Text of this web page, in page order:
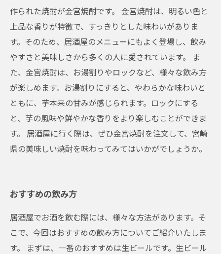
作られた焼酎が金宮焼酎です。 金宮焼酎は、明るい色と
上品な香りが特徴で、すっきりとした味わいがありま
す。そのため、居酒屋のメニューにもよく登場し、飲み
やすさと美味しさから多くの人に愛されています。 ま
た、金宮焼酎は、お湯割りやロックなど、様々な飲み方
が楽しめます。お湯割りにすると、やわらかな味わいと
ともに、芋本来の甘みが感じられます。ロックにする
と、芋の風味や鮮やかな香りをより楽しむことができま
す。 居酒屋に行く際は、ぜひ金宮焼酎を注文して、宮崎
県の美味しい焼酎を味わってみてはいかがでしょうか。
おすすめの飲み方
居酒屋でお酒を飲む際には、様々な方法があります。そ
こで、今回はおすすめの飲み方についてご紹介いたしま
す。 まずは、一番のおすすめは生ビールです。生ビール